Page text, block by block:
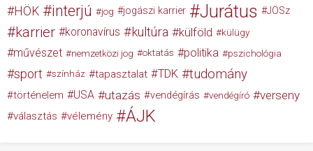
HÖK interjú jog jogászi karrier Jurátus JÖSz
karrier koronavírus kultúra külföld külügy
művészet nemzetközi jog oktatás politika pszichológia
sport színház tapasztalat TDK tudomány
történelem USA utazás vendégírás vendégíró verseny
választás vélemény ÁJK